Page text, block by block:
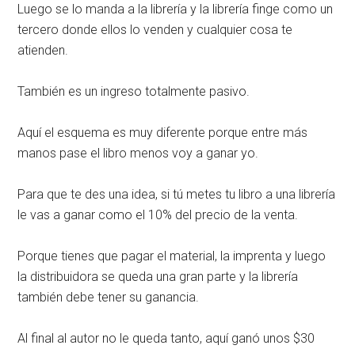
Luego se lo manda a la librería y la librería finge como un
tercero donde ellos lo venden y cualquier cosa te
atienden.
También es un ingreso totalmente pasivo.
Aquí el esquema es muy diferente porque entre más
manos pase el libro menos voy a ganar yo.
Para que te des una idea, si tú metes tu libro a una librería
le vas a ganar como el 10% del precio de la venta.
Porque tienes que pagar el material, la imprenta y luego
la distribuidora se queda una gran parte y la librería
también debe tener su ganancia.
Al final al autor no le queda tanto, aquí ganó unos $30